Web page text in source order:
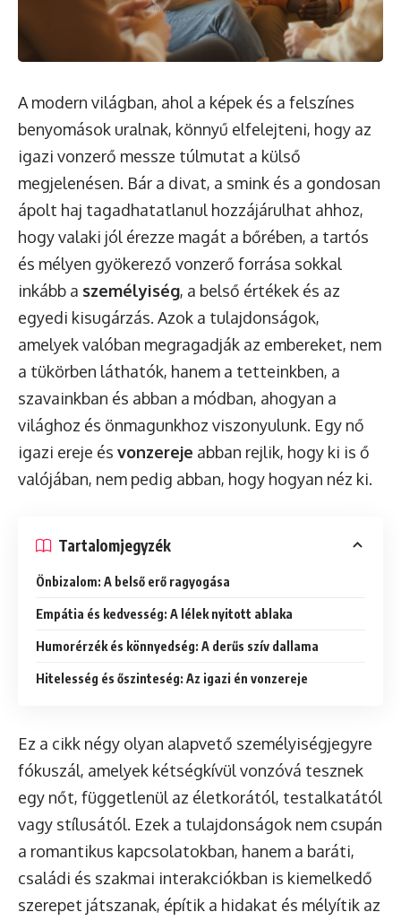
A modern világban, ahol a képek és a felszínes
benyomások uralnak, könnyű elfelejteni, hogy az
igazi vonzerő messze túlmutat a külső
megjelenésen. Bár a divat, a smink és a gondosan
ápolt haj tagadhatatlanul hozzájárulhat ahhoz,
hogy valaki jól érezze magát a bőrében, a tartós
és mélyen gyökerező vonzerő forrása sokkal
inkább a személyiség, a belső értékek és az
egyedi kisugárzás. Azok a tulajdonságok,
amelyek valóban megragadják az embereket, nem
a tükörben láthatók, hanem a tetteinkben, a
szavainkban és abban a módban, ahogyan a
világhoz és önmagunkhoz viszonyulunk. Egy nő
igazi ereje és vonzereje abban rejlik, hogy ki is ő
valójában, nem pedig abban, hogy hogyan néz ki.
Tartalomjegyzék
Önbizalom: A belső erő ragyogása
Empátia és kedvesség: A lélek nyitott ablaka
Humorérzék és könnyedség: A derűs szív dallama
Hitelesség és őszinteség: Az igazi én vonzereje
Ez a cikk négy olyan alapvető személyiségjegyre
fókuszál, amelyek kétségkívül vonzóvá tesznek
egy nőt, függetlenül az életkorától, testalkatától
vagy stílusától. Ezek a tulajdonságok nem csupán
a romantikus kapcsolatokban, hanem a baráti,
családi és szakmai interakciókban is kiemelkedő
szerepet játszanak, építik a hidakat és mélyítik az